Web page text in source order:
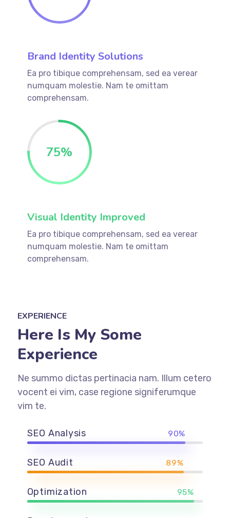
Brand Identity Solutions
Ea pro tibique comprehensam, sed ea verear
numquam molestie. Nam te omittam
comprehensam.
75%
Visual Identity Improved
Ea pro tibique comprehensam, sed ea verear
numquam molestie. Nam te omittam
comprehensam.
EXPERIENCE
Here Is My Some
Experience
Ne summo dictas pertinacia nam. Illum cetero
vocent ei vim, case regione signiferumque
vim te.
SEO Analysis 90%
SEO Audit 89%
Optimization 95%